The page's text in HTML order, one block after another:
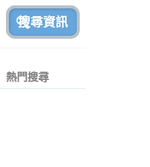
熱門搜尋